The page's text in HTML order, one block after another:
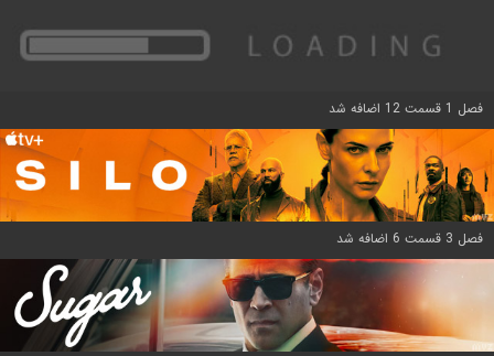
فصل 1 قسمت 12 اضافه شد
فصل 3 قسمت 6 اضافه شد